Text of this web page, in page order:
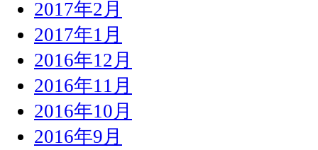
2017年2月
2017年1月
2016年12月
2016年11月
2016年10月
2016年9月